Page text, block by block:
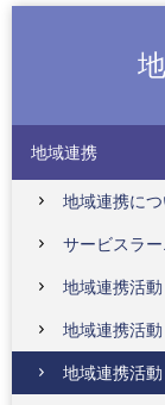
地域連携
地域連携に
サービスラー
地域連携活動
地域連携活動
地域連携活動